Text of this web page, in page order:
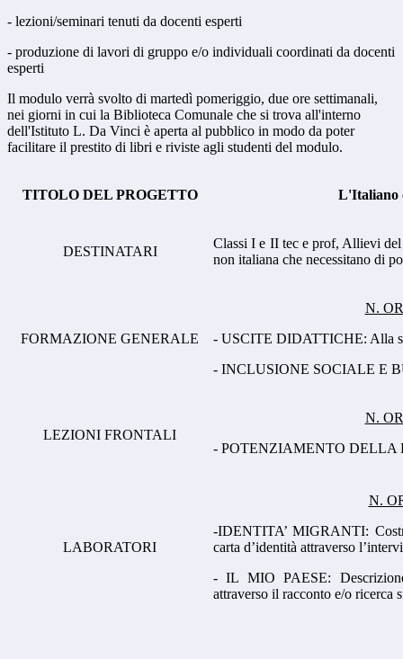
- lezioni/seminari tenuti da docenti esperti
- produzione di lavori di gruppo e/o individuali coordinati da docenti
esperti
Il modulo verrà svolto di martedì pomeriggio, due ore settimanali,
nei giorni in cui la Biblioteca Comunale che si trova all'interno
dell'Istituto L. Da Vinci è aperta al pubblico in modo da poter
facilitare il prestito di libri e riviste agli studenti del modulo.
TITOLO DEL PROGETTO L'Italiano
DESTINATARI
Classi I e II tec e prof, Allievi
non italiana che necessitano di
FORMAZIONE GENERALE
N.
- USCITE DIDATTICHE: Alla
- INCLUSIONE SOCIALE E
LEZIONI FRONTALI
N.
- POTENZIAMENTO
LABORATORI
N.
-IDENTITA’ MIGRANTI:
carta d’identità attraverso
- IL MIO PAESE:
attraverso il racconto e/o ricerca